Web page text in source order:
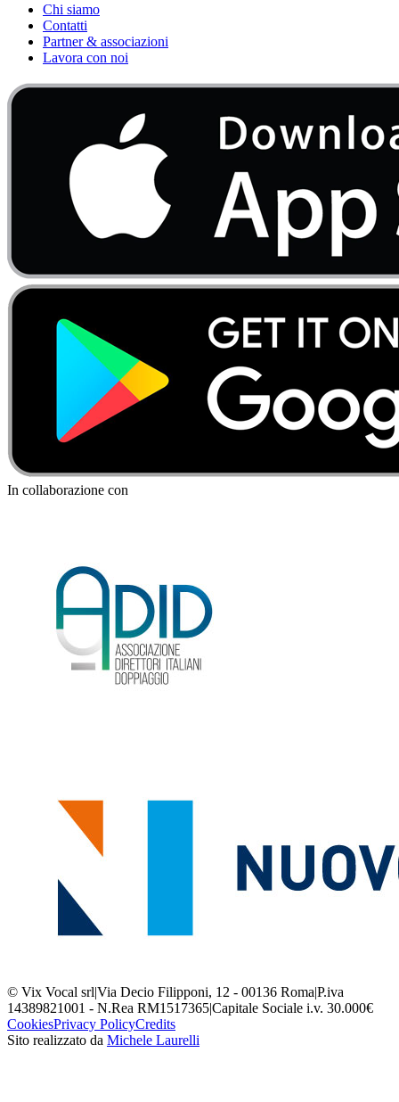
Chi siamo
Contatti
Partner & associazioni
Lavora con noi
In collaborazione con
© Vix Vocal srl|Via Decio Filipponi, 12 - 00136 Roma|P.iva
14389821001 - N.Rea RM1517365|Capitale Sociale i.v. 30.000€
CookiesPrivacy PolicyCredits
Sito realizzato da Michele Laurelli